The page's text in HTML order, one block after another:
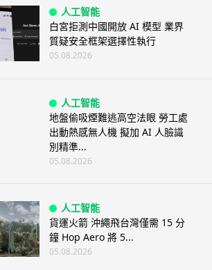
人工智能
白宮拒測中國開放 AI 模型 業界
質疑安全框架選擇性執行
05.08.2026
人工智能
地盤偷吸煙難逃高空法眼 勞工處
出動熱感無人機 擬加 AI 人臉識
別精準...
05.08.2026
人工智能
貨運火箭 沖繩飛台灣僅需 15 分
鐘 Hop Aero 將 5...
05.08.2026